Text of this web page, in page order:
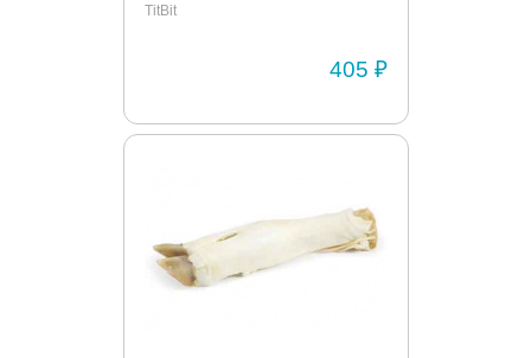
TitBit
405 ₽